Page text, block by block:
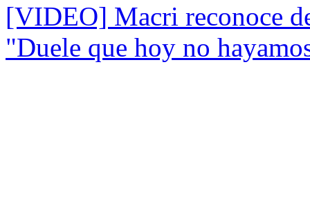
[VIDEO] Macri reconoce
"Duele que hoy no